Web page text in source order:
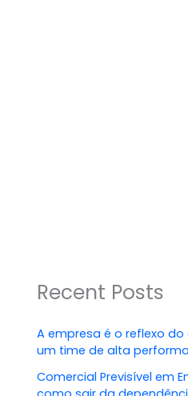
Recent Posts
A empresa é o reflexo
um time de alta
Comercial Previsível em